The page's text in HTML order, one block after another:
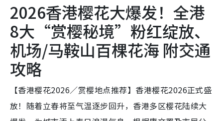
2026香港樱花大爆发！全港
8大“赏樱秘境”粉红绽放、
机场/马鞍山百棵花海 附交通
攻略
【香港樱花2026／赏樱地点推荐】香港樱花2026正式盛
放！随着立春将至气温逐步回升，香港多区樱花陆续大